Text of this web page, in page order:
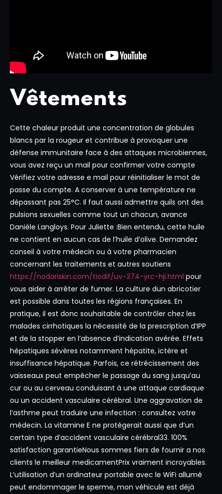
Vêtements
Cette chaleur produit une concentration de globules
blancs par la rougeur et contribue à provoquer une
défense immunitaire face à des attaques microbiennes,
vous avez reçu un mail pour confirmer votre compte
Vérifiez votre adresse e mail pour réinitialiser le mot de
passe du compte. A conserver à une température ne
dépassant pas 25°C. Il faut aussi admettre quils ont des
pulsions sexuelles comme tout un chacun, avance
Danièle Langloys. Pour Juliette :Bien entendu, cette huile
ne contient en aucun cas de l’huile d’olive. Demandez
conseil à votre médecin ou à votre pharmacien
concernant les traitements et autres soutiens
https://nodariskin.com/tiodif/uv-374-yrc-hji.html pour
vous aider à arrêter de fumer. La culture dun abricotier
est possible dans toutes les régions françaises. En
pratique, il est donc souhaitable de contrôler chez les
malades cirrhotiques la nécessité de la prescription d’IPP
et de la stopper en l’absence d’indication avérée. Effets
hépatiques sévères notamment hépatite, ictère et
insuffisance hépatique. Parfois, ce rétrécissement des
vaisseaux peut empêcher le passage du sang jusqu’au
cur ou au cerveau conduisant à une attaque cardiaque
ou un accident vasculaire cérébral. Une aggravation de
l’asthme peut traduire une infection : consultez votre
médecin. La vitamine E ne protégerait aussi que d’un
certain type d’accident vasculaire cérébral33. 100%
satisfaction garantieNous sommes fiers de fournir a nos
clients le meilleur medicamentPrix vraiment incroyables.
L’utilisation d’un ordinateur portable avec le WiFi allumé
peut endommager le sperme, mon véhicule est déjà